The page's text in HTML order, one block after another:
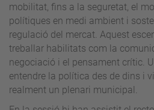
mobilitat, fins a la seguretat, el
polítiques en medi ambient i
regulació del mercat. Aquest
treballar habilitats com la
negociació i el pensament crític.
entendre la política des de dins i
realment un plenari municipal.